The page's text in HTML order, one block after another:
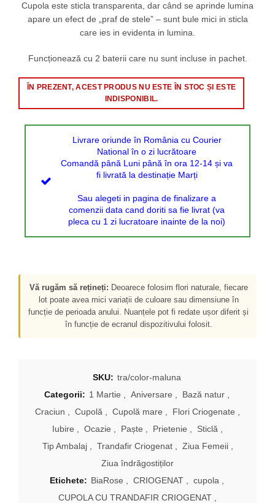
Cupola este sticla transparenta, dar când se aprinde lumina
apare un efect de „praf de stele” – sunt bule mici in sticla
care ies in evidenta in lumina.
Funcționează cu 2 baterii care nu sunt incluse in pachet.
ÎN PREZENT, ACEST PRODUS NU ESTE ÎN STOC ȘI ESTE
INDISPONIBIL.
Livrare oriunde în România cu Courier
National în o zi lucrătoare
Comandă până Luni până în ora 12-14 și va
fi livrată la destinație Marți
Sau alegeti in pagina de finalizare a
comenzii data cand doriti sa fie livrat (va
pleca cu 1 zi lucratoare inainte de la noi)
Vă rugăm să rețineți: Deoarece folosim flori naturale, fiecare
lot poate avea mici variații de culoare sau dimensiune în
funcție de perioada anului. Nuanțele pot fi redate ușor diferit și
în funcție de ecranul dispozitivului folosit.
SKU: tra/color-maluna
Categorii: 1 Martie Aniversare Bază natur
Craciun
Cupolă Cupolă mare Flori Criogenate
Iubire
Ocazie Paște Prietenie Sticlă
Tip Ambalaj
Trandafir Criogenat Ziua Femeii
Ziua îndrăgostiților
Etichete: BiaRose CRIOGENAT cupola
CUPOLA CU TRANDAFIR CRIOGENAT